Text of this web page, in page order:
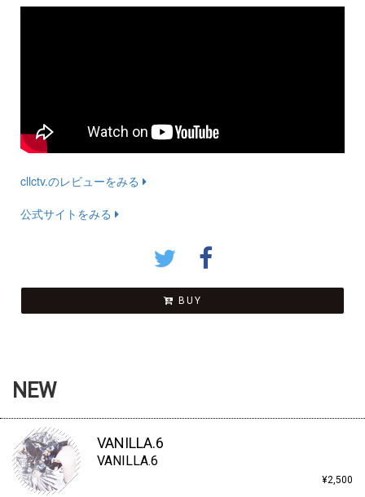
cllctv.のレビューをみる
公式サイトをみる
BUY
NEW
VANILLA.6
VANILLA.6
¥2,500